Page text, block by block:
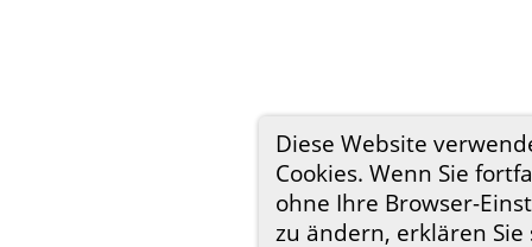
Diese Website
Cookies. Wenn Sie
ohne Ihre Browser-
zu ändern, erklären Sie